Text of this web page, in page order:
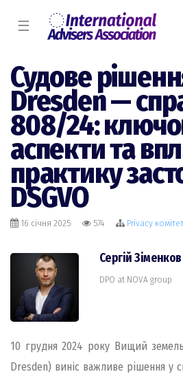
☰
Судове
Dresden —
808/24:
аспекти та
практику
DSGVO
16 січня 2025 574 Privacy комiтет
Сергій Зіменков
DPO at NOVA group
10 грудня 2024 року Вищий
Dresden) виніс важливе рішення у